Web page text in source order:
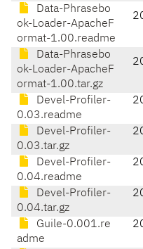
Data-Phrasebo
ok-Loader-ApacheF
ormat-1.00.readme
Data-Phrasebo
ok-Loader-ApacheF
ormat-1.00.tar.gz
Devel-Profiler-
0.03.readme
Devel-Profiler-
0.03.tar.gz
Devel-Profiler-
0.04.readme
Devel-Profiler-
0.04.tar.gz
Guile-0.001.re
adme